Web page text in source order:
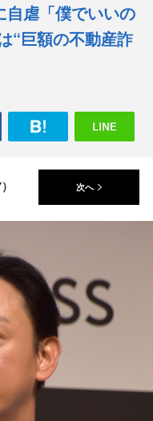
M
u
t
自虐「僕でいいの
“巨額の不動産詐
次へ